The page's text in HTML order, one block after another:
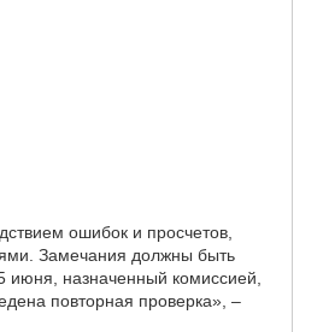
ошибок и просчетов,
Замечания должны быть
июня, назначенный комиссией,
повторная проверка», –